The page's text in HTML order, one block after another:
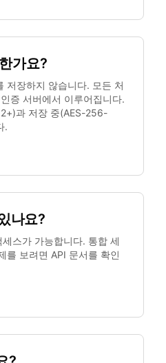
가요?
저장하지 않습니다. 모든 처
증 서버에서 이루어집니다.
과 저장 중(AES-256-
.
나요?
스가 가능합니다. 통합 세
를 보려면 API 문서를 확인